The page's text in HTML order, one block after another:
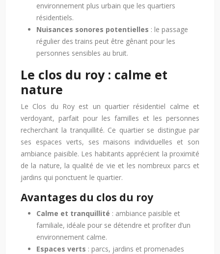
environnement plus urbain que les quartiers
résidentiels.
Nuisances sonores potentielles : le passage
régulier des trains peut être gênant pour les
personnes sensibles au bruit.
Le clos du roy : calme et
nature
Le Clos du Roy est un quartier résidentiel calme et
verdoyant, parfait pour les familles et les personnes
recherchant la tranquillité. Ce quartier se distingue par
ses espaces verts, ses maisons individuelles et son
ambiance paisible. Les habitants apprécient la proximité
de la nature, la qualité de vie et les nombreux parcs et
jardins qui ponctuent le quartier.
Avantages du clos du roy
Calme et tranquillité : ambiance paisible et
familiale, idéale pour se détendre et profiter d’un
environnement calme.
Espaces verts : parcs, jardins et promenades